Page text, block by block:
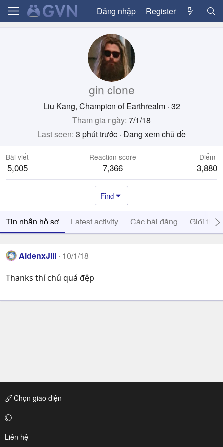
Đăng nhập Register
gin clone
Liu Kang, Champion of Earthrealm · 32
Tham gia ngày 7/1/18
Last seen 3 phút trước · Đang xem chủ đề
Bài viết
5,005
Reaction score
7,366
Điểm
3,880
Find
Tin nhắn hồ sơ Latest activity Các bài đăng Giới thiệu
AidenxJill 10/1/18
Thanks thí chủ quá đệp
Chọn giao diện
Liên hệ